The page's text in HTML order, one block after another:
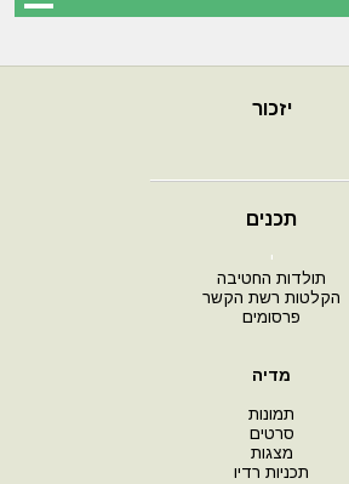
יזכור
תכנים
י
תולדות החטיבה
הקלטות רשת הקשר
פרסומים
מדיה
תמונות
סרטים
מצגות
תכניות רדיו